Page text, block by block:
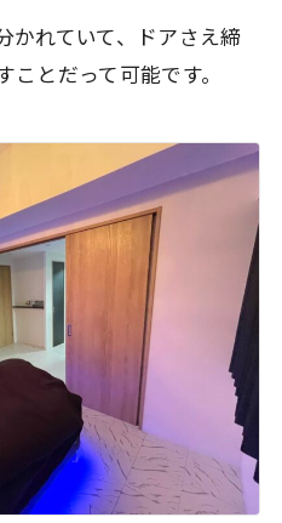
かれていて、ドアさえ締
とだって可能です。